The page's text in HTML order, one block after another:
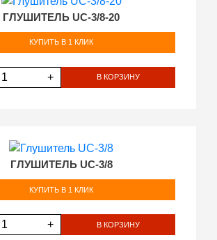
ГЛУШИТЕЛЬ UC-3/8-20
КУПИТЬ В 1 КЛИК
+ В КОРЗИНУ
ГЛУШИТЕЛЬ UC-3/8
КУПИТЬ В 1 КЛИК
+ В КОРЗИНУ